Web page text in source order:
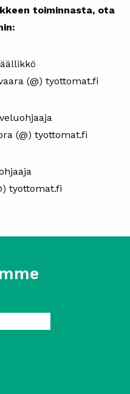
toiminnasta, ota
(@) tyottomat.fi
(@) tyottomat.fi
tyottomat.fi